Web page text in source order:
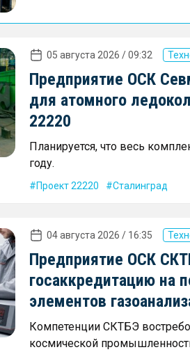
05 августа 2026 / 09:32
Предприятие ОСК
для атомного
22220
Планируется, что весь
году.
Проект 22220 Сталинград
04 августа 2026 / 16:35
Предприятие ОСК
госаккредитацию на
элементов
Компетенции СКТБЭ
космической